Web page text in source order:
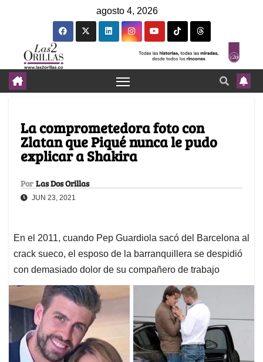
agosto 4, 2026
La comprometedora foto con
Zlatan que Piqué nunca le pudo
explicar a Shakira
Por Las Dos Orillas
JUN 23, 2021
En el 2011, cuando Pep Guardiola sacó del Barcelona al
crack sueco, el esposo de la barranquillera se despidió
con demasiado dolor de su compañero de trabajo